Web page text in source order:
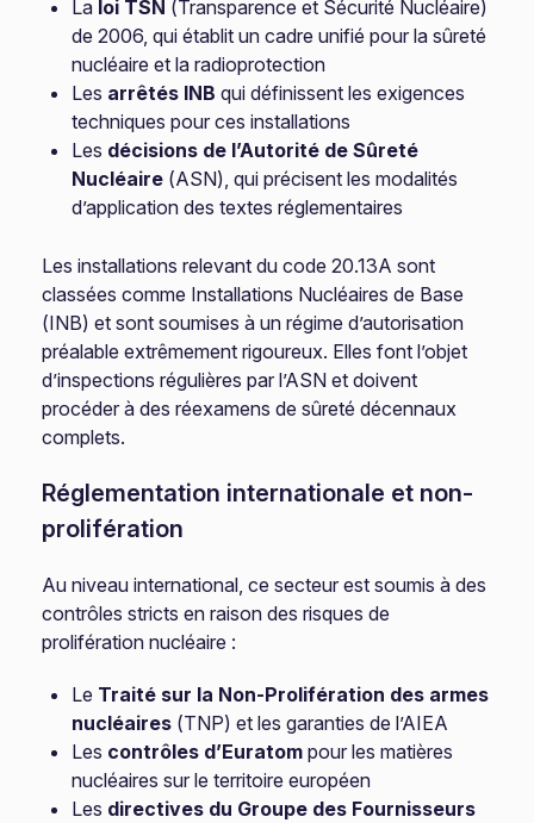
La loi TSN (Transparence et Sécurité Nucléaire)
de 2006, qui établit un cadre unifié pour la sûreté
nucléaire et la radioprotection
Les arrêtés INB qui définissent les exigences
techniques pour ces installations
Les décisions de l’Autorité de Sûreté
Nucléaire (ASN), qui précisent les modalités
d’application des textes réglementaires
Les installations relevant du code 20.13A sont
classées comme Installations Nucléaires de Base
(INB) et sont soumises à un régime d’autorisation
préalable extrêmement rigoureux. Elles font l’objet
d’inspections régulières par l’ASN et doivent
procéder à des réexamens de sûreté décennaux
complets.
Réglementation internationale et non-
prolifération
Au niveau international, ce secteur est soumis à des
contrôles stricts en raison des risques de
prolifération nucléaire :
Le Traité sur la Non-Prolifération des armes
nucléaires (TNP) et les garanties de l’AIEA
Les contrôles d’Euratom pour les matières
nucléaires sur le territoire européen
Les directives du Groupe des Fournisseurs